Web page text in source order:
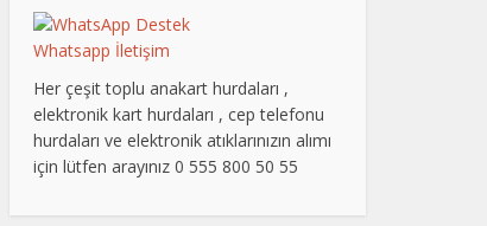
Whatsapp İletişim
Her çeşit toplu anakart hurdaları ,
elektronik kart hurdaları , cep telefonu
hurdaları ve elektronik atıklarınızın alımı
için lütfen arayınız 0 555 800 50 55